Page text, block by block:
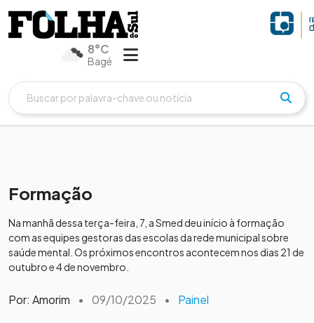
8°C
Bagé
Formação
Na manhã dessa terça-feira, 7, a Smed deu início à formação
com as equipes gestoras das escolas da rede municipal sobre
saúde mental. Os próximos encontros acontecem nos dias 21 de
outubro e 4 de novembro.
Por: Amorim • 09/10/2025 • Painel